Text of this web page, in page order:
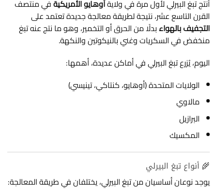
أُنتج تبغ البيرلي لأول مرة في ولايةأوهايو الأمريكيةفي منتصف
القرن التاسع عشر، نتيجة لطريقة معالجة جديدة تعتمد على
التجفيف بالهواءبدلًا من الحرق أو التخمير، وهو ما نتج عنه تبغ
منخفض في السكريات وغني بالنيكوتين والنكهة.
اليوم، يُزرع تبغ البيرلي في أماكن عديدة، أهمها:
الولايات المتحدة (أوهايو، كنتاكي، تينيسي)
مالاوي
البرازيل
المكسيك
🌾 أنواع تبغ البيرلي
يوجد نوعان أساسيان من تبغ البيرلي، يختلفان في طريقة المعالجة: